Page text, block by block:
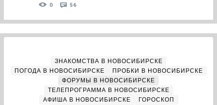
0 56
ЗНАКОМСТВА В НОВОСИБИРСКЕ
ПОГОДА В НОВОСИБИРСКЕ
ПРОБКИ В НОВОСИБИРСКЕ
ФОРУМЫ В НОВОСИБИРСКЕ
ТЕЛЕПРОГРАММА В НОВОСИБИРСКЕ
АФИША В НОВОСИБИРСКЕ
ГОРОСКОП